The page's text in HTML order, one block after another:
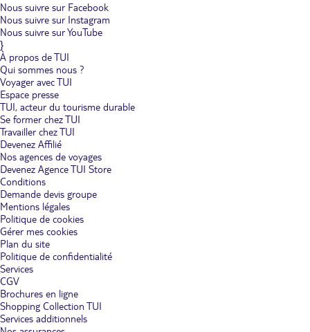
Nous suivre sur Facebook
Nous suivre sur Instagram
Nous suivre sur YouTube
}
À propos de TUI
Qui sommes nous ?
Voyager avec TUI
Espace presse
TUI, acteur du tourisme durable
Se former chez TUI
Travailler chez TUI
Devenez Affilié
Nos agences de voyages
Devenez Agence TUI Store
Conditions
Demande devis groupe
Mentions légales
Politique de cookies
Gérer mes cookies
Plan du site
Politique de confidentialité
Services
CGV
Brochures en ligne
Shopping Collection TUI
Services additionnels